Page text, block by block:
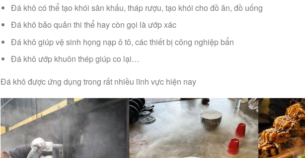
Đá khô có thể tạo khói sân khấu, tháp rượu, tạo khói cho đồ ăn, đồ uống
Đá khô bảo quản thi thể hay còn gọi là ướp xác
Đá khô giúp vệ sinh họng nạp ô tô, các thiết bị công nghiệp bẩn
Đá khô ướp khuôn thép giúp co lại…
Đá khô được ứng dụng trong rất nhiều lĩnh vực hiện nay